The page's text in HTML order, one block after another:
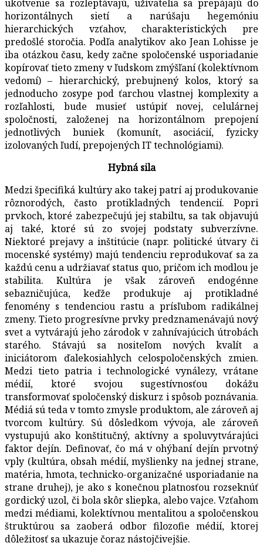
ukotvenie sa rozleptávajú, užívatelia sa prepájajú do
horizontálnych sietí a narúšaju hegemóniu
hierarchických vzťahov, charakteristických pre
predošlé storočia. Podľa analytikov ako Jean Lohisse je
iba otázkou času, kedy začne spoločenské usporiadanie
kopírovať tieto zmeny v ľudskom zmýšľaní (kolektívnom
vedomí) – hierarchický, prebujnený kolos, ktorý sa
jednoducho zosype pod ťarchou vlastnej komplexity a
rozľahlosti, bude musieť ustúpiť novej, celulárnej
spoločnosti, založenej na horizontálnom prepojení
jednotlivých buniek (komunít, asociácií, fyzicky
izolovaných ľudí, prepojených IT technológiami).
Hybná sila
Medzi špecifiká kultúry ako takej patrí aj produkovanie
rôznorodých, často protikladných tendencií. Popri
prvkoch, ktoré zabezpečujú jej stabiltu, sa tak objavujú
aj také, ktoré sú zo svojej podstaty subverzívne.
Niektoré prejavy a inštitúcie (napr. politické útvary či
mocenské systémy) majú tendenciu reprodukovať sa za
každú cenu a udržiavať status quo, pričom ich modlou je
stabilita. Kultúra je však zároveň endogénne
sebazničujúca, keďže produkuje aj protikladné
fenomény s tendenciou rastu a prísľubom radikálnej
zmeny. Tieto progresívne prvky predznamenávajú nový
svet a vytvárajú jeho zárodok v zahnívajúcich útrobách
starého. Stávajú sa nositeľom nových kvalít a
iniciátorom ďalekosiahlych celospoločenských zmien.
Medzi tieto patria i technologické vynálezy, vrátane
médií, ktoré svojou sugestívnosťou dokážu
transformovať spoločenský diskurz i spôsob poznávania.
Médiá sú teda v tomto zmysle produktom, ale zároveň aj
tvorcom kultúry. Sú dôsledkom vývoja, ale zároveň
vystupujú ako konštitučný, aktívny a spoluvytvárajúci
faktor dejín. Definovať, čo má v ohýbaní dejín prvotný
vply (kultúra, obsah médií, myšlienky na jednej strane,
matéria, hmota, technicko-organizačné usporiadanie na
strane druhej), je ako s konečnou platnosťou rozseknúť
gordický uzol, či bola skôr sliepka, alebo vajce. Vzťahom
medzi médiami, kolektívnou mentalitou a spoločenskou
štruktúrou sa zaoberá odbor filozofie médií, ktorej
dôležitosť sa ukazuje čoraz nástojčivejšie.